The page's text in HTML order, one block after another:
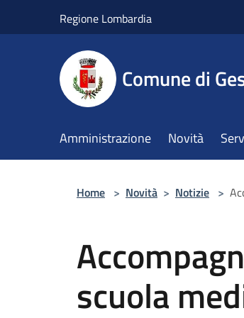
Regione Lombardia
Comune di
Amministrazione Novità
Home > Novità > Notizie >
scuola